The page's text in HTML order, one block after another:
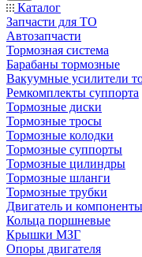
Каталог
Запчасти для ТО
Автозапчасти
Тормозная система
Барабаны тормозные
Вакуумные усилители
Ремкомплекты суппорта
Тормозные диски
Тормозные тросы
Тормозные колодки
Тормозные суппорты
Тормозные цилиндры
Тормозные шланги
Тормозные трубки
Двигатель и компоненты
Кольца поршневые
Крышки МЗГ
Опоры двигателя